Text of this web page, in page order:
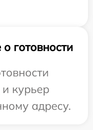
готовности
курьер
адресу.